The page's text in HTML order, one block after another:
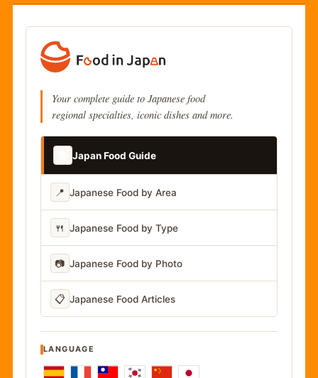
Your complete guide to Japanese food
regional specialties, iconic dishes and more.
Japan Food Guide
📍 Japanese Food by Area
🍴 Japanese Food by Type
📷 Japanese Food by Photo
📋 Japanese Food Articles
LANGUAGE